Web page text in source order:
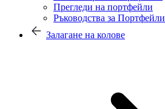
Прегледи на портфейли
Ръководства за Портфейли
Залагане на колове